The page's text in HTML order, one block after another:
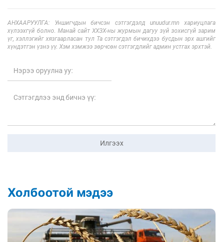
АНХААРУУЛГА: Уншигчдын бичсэн сэтгэгдэлд unuudur.mn хариуцлага
хүлээхгүй болно. Манай сайт ХХЗХ-ны журмын дагуу зүй зохисгүй зарим
үг, хэллэгийг хязгаарласан тул Та сэтгэгдэл бичихдээ бусдын эрх ашгийг
хүндэтгэн үзнэ үү. Хэм хэмжээ зөрчсөн сэтгэгдлийг админ устгах эрхтэй.
Илгээх
Холбоотой мэдээ